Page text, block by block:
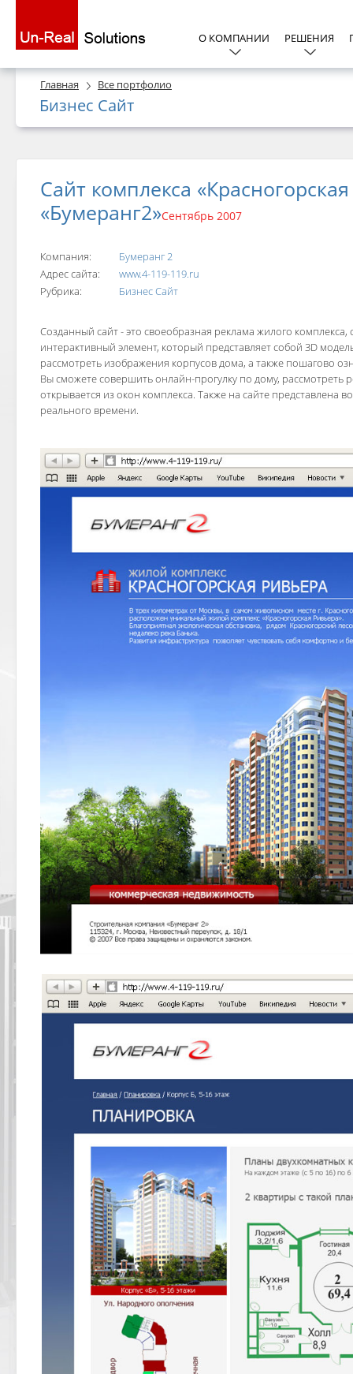
О КОМПАНИИ РЕШЕНИЯ
Главная Все портфолио
Бизнес Сайт
Сайт комплекса
«Бумеранг2»Сентябрь 2007
Компания:
Бумеранг 2
Адрес сайта:
www.4-119-119.ru
Рубрика:
Бизнес Сайт
Созданный сайт - это своеобразная реклама жилого
интерактивный элемент, который представляет собой 3D
рассмотреть изображения корпусов дома, а также пошагово
Вы сможете совершить онлайн-прогулку по дому,
открывается из окон комплекса. Также на сайте
реального времени.